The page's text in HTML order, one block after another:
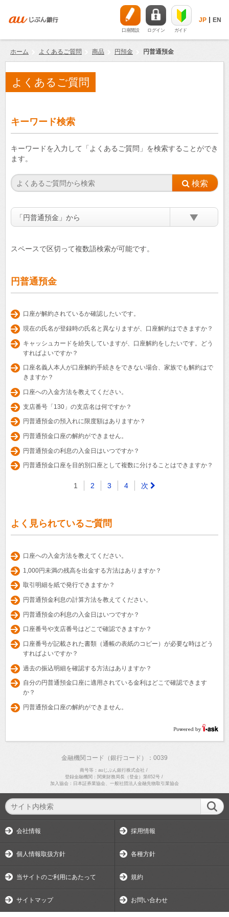
口座開設 ログイン ガイド
JP EN
ホーム よくあるご質問 商品 円預金 円普通預金
よくあるご質問
キーワード検索
キーワードを入力して「よくあるご質問」を検索することができ
ます。
「円普通預金」から
スペースで区切って複数語検索が可能です。
円普通預金
口座が解約されているか確認したいです。
現在の氏名が登録時の氏名と異なりますが、口座解約はできますか？
キャッシュカードを紛失していますが、口座解約をしたいです。どう
すればよいですか？
口座名義人本人が口座解約手続きをできない場合、家族でも解約はで
きますか？
口座への入金方法を教えてください。
支店番号「130」の支店名は何ですか？
円普通預金の預入れに限度額はありますか？
円普通預金口座の解約ができません。
円普通預金の利息の入金日はいつですか？
円普通預金口座を目的別口座として複数に分けることはできますか？
1 2 3 4 次
よく見られているご質問
口座への入金方法を教えてください。
1,000円未満の残高を出金する方法はありますか？
取引明細を紙で発行できますか？
円普通預金利息の計算方法を教えてください。
円普通預金の利息の入金日はいつですか？
口座番号や支店番号はどこで確認できますか？
口座番号が記載された書類（通帳の表紙のコピー）が必要な時はどう
すればよいですか？
過去の振込明細を確認する方法はありますか？
自分の円普通預金口座に適用されている金利はどこで確認できます
か？
円普通預金口座の解約ができません。
金融機関コード（銀行コード）：0039
商号等：auじぶん銀行株式会社 /
登録金融機関：関東財務局長（登金）第652号/
加入協会：日本証券業協会、一般社団法人金融先物取引業協会
会社情報 採用情報
個人情報取扱方針 各種方針
当サイトのご利用にあたって 規約
サイトマップ お問い合わせ